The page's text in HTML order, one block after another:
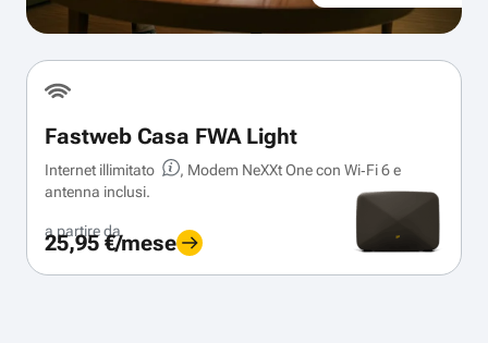
Fastweb Casa FWA Light
Internet illimitato
, Modem NeXXt One con Wi‑Fi 6 e
antenna inclusi.
a partire da
25,95 €/mese